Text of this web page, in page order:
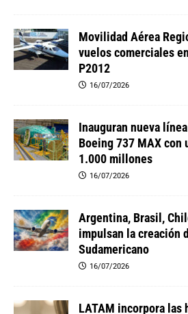
Movilidad Aérea
vuelos comerciales
P2012
16/07/2026
Inauguran nueva
Boeing 737 MAX con
1.000 millones
16/07/2026
Argentina, Brasil,
impulsan la creación
Sudamericano
16/07/2026
LATAM incorpora las